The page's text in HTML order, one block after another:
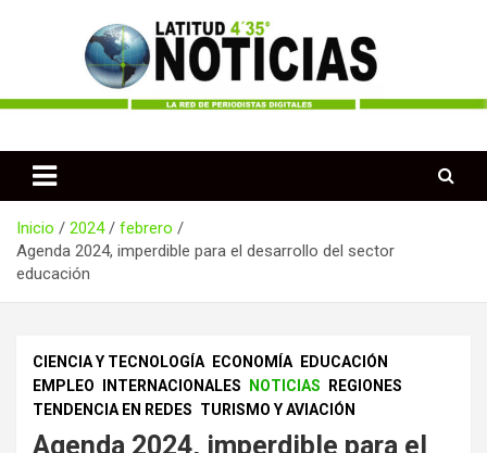
Latitud 435 Noticias
Inicio 2024
febrero
Agenda 2024, imperdible para el desarrollo del sector
educación
CIENCIA Y TECNOLOGÍA ECONOMÍA
EDUCACIÓN
EMPLEO
INTERNACIONALES NOTICIAS
REGIONES
TENDENCIA EN REDES TURISMO Y AVIACIÓN
Agenda 2024, imperdible para el